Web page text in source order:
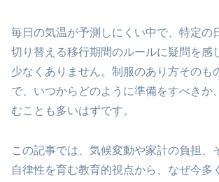
毎日の気温が予測しにくい中で、特定の
切り替える移行期間のルールに疑問を感
少なくありません。制服のあり方そのも
で、いつからどのように準備をすべきか
むことも多いはずです。
この記事では、気候変動や家計の負担、
自律性を育む教育的視点から、なぜ今多